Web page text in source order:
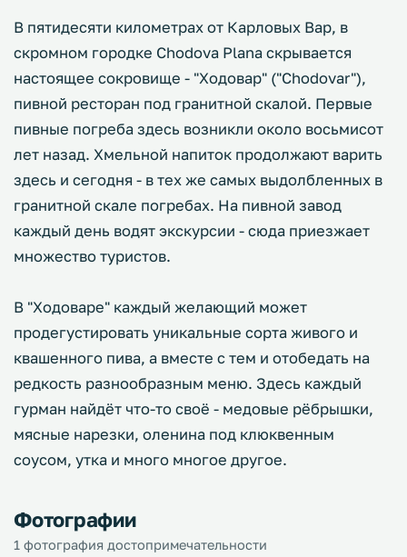
В пятидесяти километрах от Карловых Вар, в
скромном городке Chodova Plana скрывается
настоящее сокровище - "Ходовар" ("Chodovar"),
пивной ресторан под гранитной скалой. Первые
пивные погреба здесь возникли около восьмисот
лет назад. Хмельной напиток продолжают варить
здесь и сегодня - в тех же самых выдолбленных в
гранитной скале погребах. На пивной завод
каждый день водят экскурсии - сюда приезжает
множество туристов.
В "Ходоваре" каждый желающий может
продегустировать уникальные сорта живого и
квашенного пива, а вместе с тем и отобедать на
редкость разнообразным меню. Здесь каждый
гурман найдёт что-то своё - медовые рёбрышки,
мясные нарезки, оленина под клюквенным
соусом, утка и много многое другое.
Фотографии
1 фотография достопримечательности